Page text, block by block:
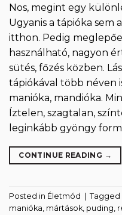
Nos, megint egy
Ugyanis a tápióka sem
itthon. Pedig
használható, nagyon
sütés, főzés közben.
tápiókával több néven
manióka, mandióka.
Íztelen, szagtalan,
leginkább gyöngy
CONTINUE READING →
Posted in Életmód Tagged
manióka, mártások, puding,